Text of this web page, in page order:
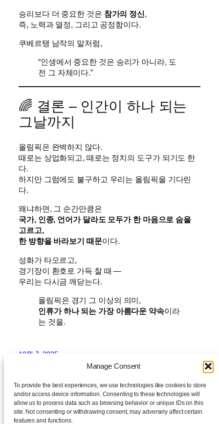
Manage Consent
To provide the best experiences, we use technologies like cookies to store
and/or access device information. Consenting to these technologies will
allow us to process data such as browsing behavior or unique IDs on this
site. Not consenting or withdrawing consent, may adversely affect certain
features and functions.
승리보다 더 중요한 것은 참가의 정신,
즉, 노력과 열정, 그리고 공정함이다.
쿠베르탱 남작의 말처럼,
“인생에서 중요한 것은 승리가 아니라, 도
전 그 자체이다.”
🌈 결론 – 인간이 하나 되는
그날까지
올림픽은 완벽하지 않다.
때로는 상업화되고, 때로는 정치의 도구가 되기도 한
다.
하지만 그럼에도 불구하고 우리는 올림픽을 기다린
다.
왜냐하면, 그 순간만큼은
국가, 인종, 언어가 달라도 모두가 한 마음으로 숨을
고르고,
한 방향을 바라보기 때문이다.
성화가 타오르고,
경기장이 환호로 가득 찰 때 —
우리는 다시금 깨닫는다.
올림픽은 경기 그 이상의 의미,
인류가 하나 되는 가장 아름다운 약속이라
는 것을.
10월 7, 2025